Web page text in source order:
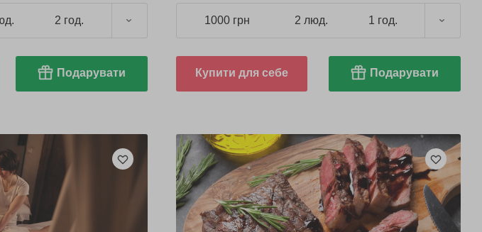
2 год.
Подарувати
1000 грн 2 люд. 1 год.
Купити для себе Подарувати